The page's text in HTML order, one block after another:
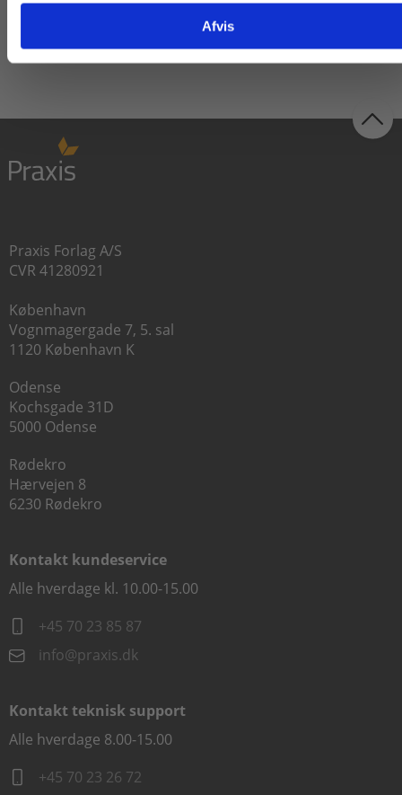
Afvis
Praxis Forlag A/S
CVR 41280921
København
Vognmagergade 7, 5. sal
1120 København K
Odense
Kochsgade 31D
5000 Odense
Rødekro
Hærvejen 8
6230 Rødekro
Kontakt kundeservice
Alle hverdage kl. 10.00-15.00
+45 70 23 85 87
info@praxis.dk
Kontakt teknisk support
Alle hverdage 8.00-15.00
+45 70 23 26 72